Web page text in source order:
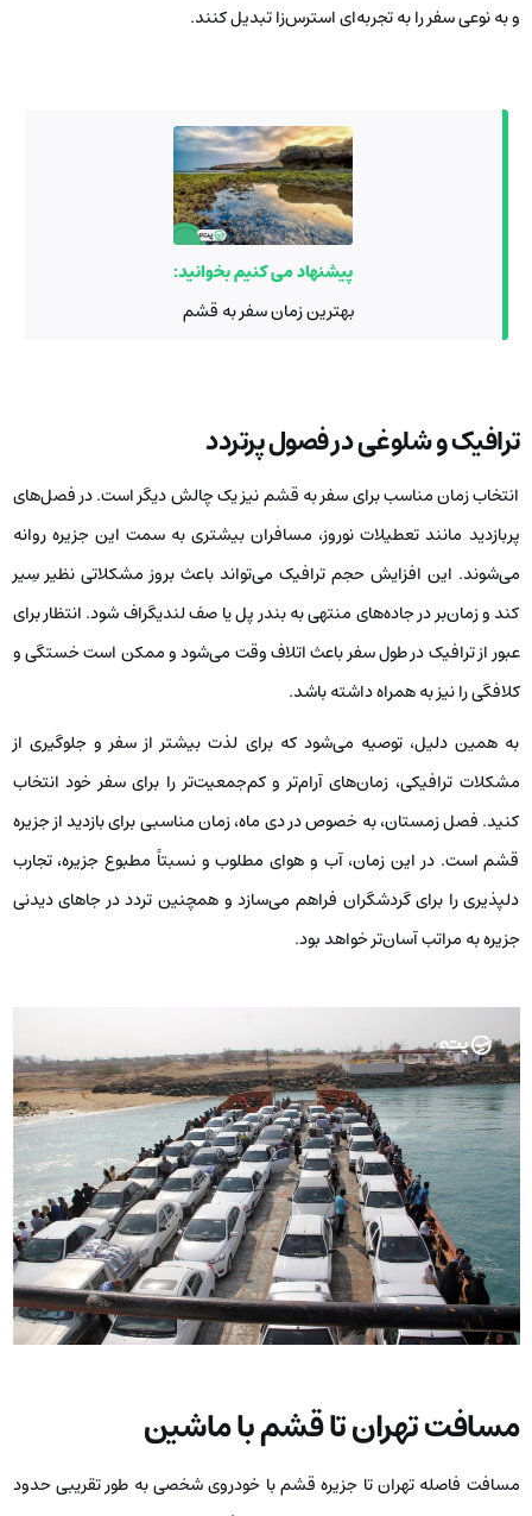
و به نوعی سفر را به تجربه‌ای استرس‌زا تبدیل کنند.
پیشنهاد می کنیم بخوانید:
بهترین زمان سفر به قشم
ترافیک و شلوغی در فصول پرتردد
انتخاب زمان مناسب برای سفر به قشم نیز یک چالش دیگر است. در فصل‌های
پربازدید مانند تعطیلات نوروز، مسافران بیشتری به سمت این جزیره روانه
می‌شوند. این افزایش حجم ترافیک می‌تواند باعث بروز مشکلاتی نظیر سِیر
کند و زمان‌بر در جاده‌های منتهی به بندر پل یا صف لندیگراف شود. انتظار برای
عبور از ترافیک در طول سفر باعث اتلاف وقت می‌شود و ممکن است خستگی و
کلافگی را نیز به همراه داشته باشد.
به همین دلیل، توصیه می‌شود که برای لذت بیشتر از سفر و جلوگیری از
مشکلات ترافیکی، زمان‌های آرام‌تر و کم‌جمعیت‌تر را برای سفر خود انتخاب
کنید. فصل زمستان، به خصوص در دی ‌ماه، زمان مناسبی برای بازدید از جزیره
قشم است. در این زمان، آب و هوای مطلوب و نسبتاً مطبوع جزیره، تجارب
دلپذیری را برای گردشگران فراهم می‌سازد و همچنین تردد در جاهای دیدنی
جزیره به مراتب آسان‌تر خواهد بود.
مسافت تهران تا قشم با ماشین
مسافت فاصله تهران تا جزیره قشم با خودروی شخصی به طور تقریبی حدود